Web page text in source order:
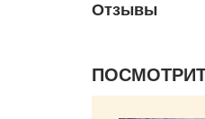
Отзывы